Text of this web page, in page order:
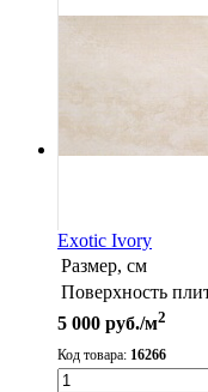
Exotic Ivory
Размер, см
Поверхность
5 000 руб./м2
Код товара: 16266